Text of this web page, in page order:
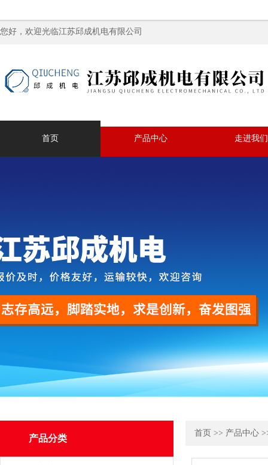
您好，欢迎光临江苏邱成机电有限公司
首页 产品中心 走进我们
产品分类
首页 >> 产品中心